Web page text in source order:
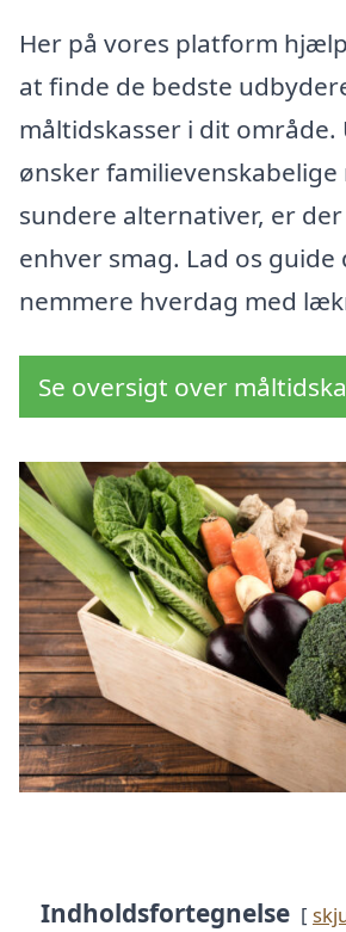
Her på vores platform
at finde de bedste
måltidskasser i dit område.
ønsker
sundere alternativer, er
enhver smag. Lad os guide
nemmere hverdag med
Se oversigt over
Indholdsfortegnelse